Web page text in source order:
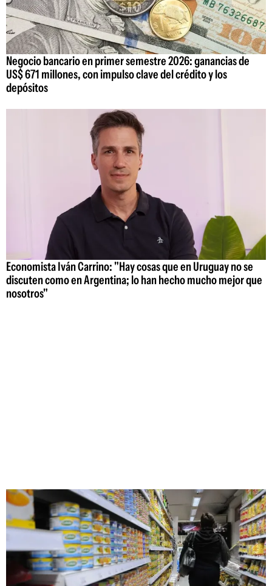
Negocio bancario en primer semestre 2026: ganancias de
US$ 671 millones, con impulso clave del crédito y los
depósitos
Economista Iván Carrino: "Hay cosas que en Uruguay no se
discuten como en Argentina; lo han hecho mucho mejor que
nosotros"